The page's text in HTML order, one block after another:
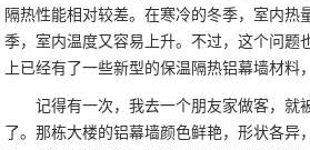
隔热性能相对较差。在寒冷的冬季，室内热
季，室内温度又容易上升。不过，这个问题
上已经有了一些新型的保温隔热铝幕墙材料
记得有一次，我去一个朋友家做客，就
了。那栋大楼的铝幕墙颜色鲜艳，形状各异